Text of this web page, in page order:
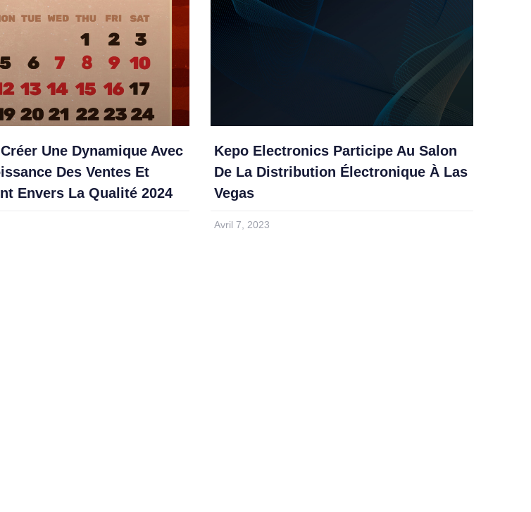
Une Dynamique Avec
Des Ventes Et
Envers La Qualité 2024
Kepo Electronics Participe Au Salon
De La Distribution Électronique À Las
Vegas
Avril 7, 2023